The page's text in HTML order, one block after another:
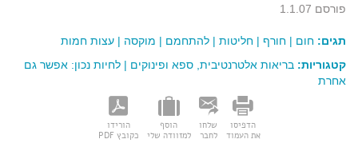
פורסם 1.1.07
תגים: חום | חורף | חליטות | להתחמם | מוקסה | עצות חמות
קטגוריות: בריאות אלטרנטיבית, ספא ופינוקים | לחיות נכון: אפשר גם
אחרת
הדפיסו
את העמוד
שלחו
לחבר
הוסף
למזוודה שלי
הורידו
כקובץ PDF